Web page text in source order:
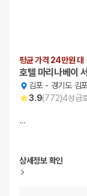
평균 가격 24만원 대
호텔 마리나베이
김포 - 경기도 김
3.9(772)4성급
…
상세정보 확인